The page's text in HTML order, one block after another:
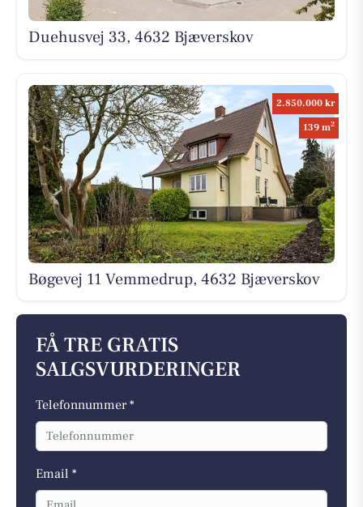
Duehusvej 33, 4632 Bjæverskov
2.850.000 kr
139 m2
Bøgevej 11 Vemmedrup, 4632 Bjæverskov
FÅ TRE GRATIS
SALGSVURDERINGER
Telefonnummer *
Email *